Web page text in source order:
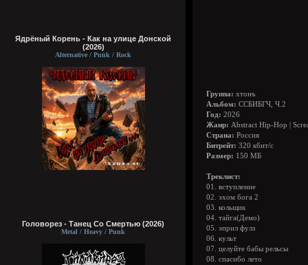
Ядрёный Корень - Как на улице Донской
(2026)
Alternative / Punk / Rock
Головорез - Tанец Со Смертью (2026)
Metal / Heavy / Punk
Группа: хтонъ
Альбом: ССБИБГЧ, Ч.2
Год: 2026
Жанр: Abstract Hip-Hop |
Страна: Россия
Битрейт: 320 кбит/с
Размер: 150 МБ
Треклист:
01. вступление
02. эхом бога 2
03. кольщик
04. тайга(Демо)
05. эприл фулз
06. культ
07. целуйте бабы рельсы
08. спасибо лето